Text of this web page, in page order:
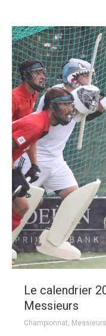
Le calendrier
Messieurs
Championnat, Messieurs